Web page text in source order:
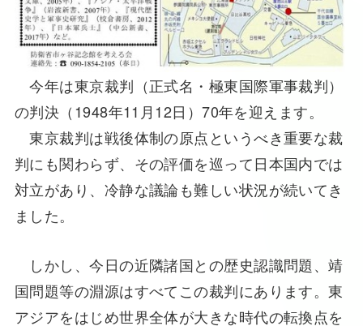
今年は東京裁判（正式名・極東国際軍事裁判）
の判決（1948年11月12日）70年を迎えます。
東京裁判は戦後体制の原点というべき重要な裁
判にも関わらず、その評価を巡って日本国内では
対立があり、冷静な議論も難しい状況が続いてき
ました。
しかし、今日の近隣諸国との歴史認識問題、靖
国問題等の淵源はすべてこの裁判にあります。東
アジアをはじめ世界全体が大きな時代の転換点を